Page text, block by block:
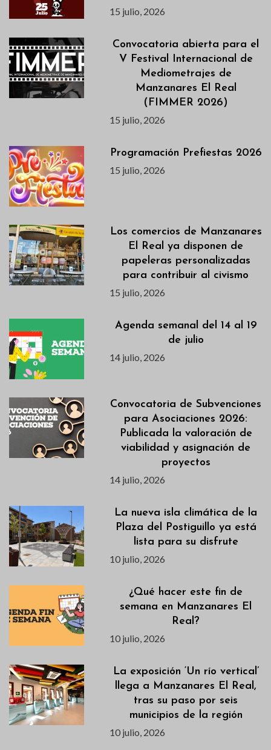
15 julio, 2026
Convocatoria abierta para el
V Festival Internacional de
Mediometrajes de
Manzanares El Real
(FIMMER 2026)
15 julio, 2026
Programación Prefiestas 2026
15 julio, 2026
Los comercios de Manzanares
El Real ya disponen de
papeleras personalizadas
para contribuir al civismo
15 julio, 2026
Agenda semanal del 14 al 19
de julio
14 julio, 2026
Convocatoria de Subvenciones
para Asociaciones 2026:
Publicada la valoración de
viabilidad y asignación de
proyectos
14 julio, 2026
La nueva isla climática de la
Plaza del Postiguillo ya está
lista para su disfrute
10 julio, 2026
¿Qué hacer este fin de
semana en Manzanares El
Real?
10 julio, 2026
La exposición ‘Un río vertical’
llega a Manzanares El Real,
tras su paso por seis
municipios de la región
10 julio, 2026